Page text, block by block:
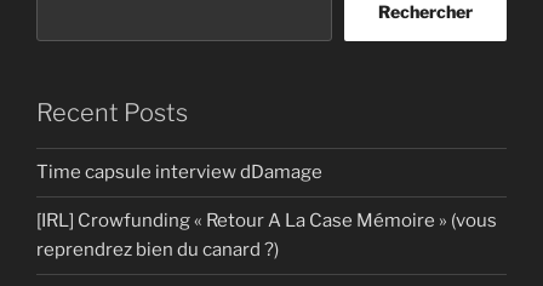
Rechercher
Recent Posts
Time capsule interview dDamage
[IRL] Crowfunding « Retour A La Case Mémoire » (vous
reprendrez bien du canard ?)